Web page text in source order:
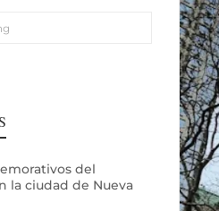
del
la ciudad de Nueva